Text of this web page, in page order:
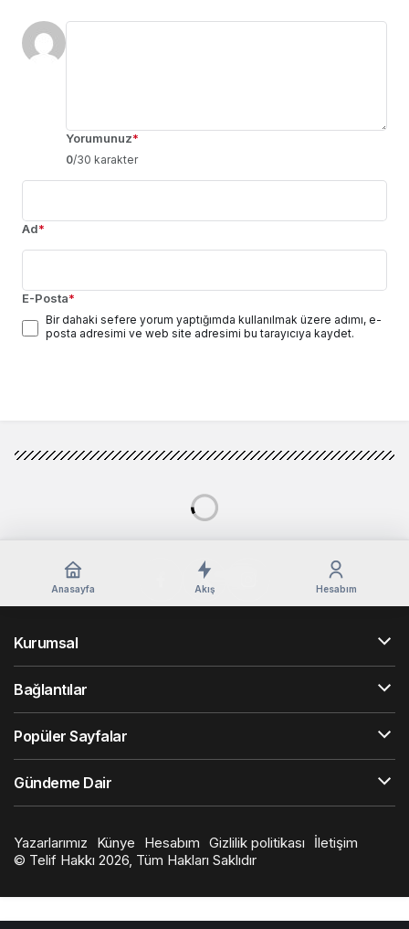
Yorumunuz*
0/30 karakter
Ad*
E-Posta*
Bir dahaki sefere yorum yaptığımda kullanılmak üzere adımı, e-
posta adresimi ve web site adresimi bu tarayıcıya kaydet.
Anasayfa Akış Hesabım
Kurumsal
Bağlantılar
Popüler Sayfalar
Gündeme Dair
Yazarlarımız Künye Hesabım Gizlilik politikası
İletişim
© Telif Hakkı 2026, Tüm Hakları Saklıdır